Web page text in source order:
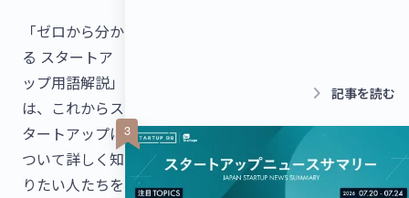
「ゼロから分か
る スタートア
ップ用語解説」
は、これからス
タートアップに
ついて詳しく知
りたい人たちを
達！【最新スタートアップニュー
keyboard_arrow_right 記事を読む